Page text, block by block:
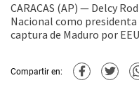
CARACAS (AP) — Delcy
Nacional como presidenta
captura de Maduro por
Compartir en: